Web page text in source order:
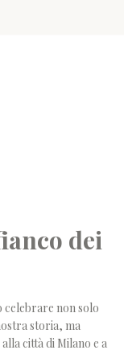
dei
non solo
storia, ma
città di Milano e a